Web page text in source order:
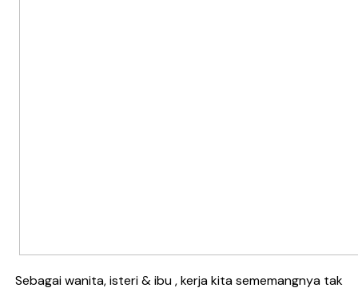
Sebagai wanita, isteri & ibu , kerja kita sememangnya tak